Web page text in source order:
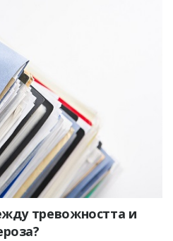
тревожността и